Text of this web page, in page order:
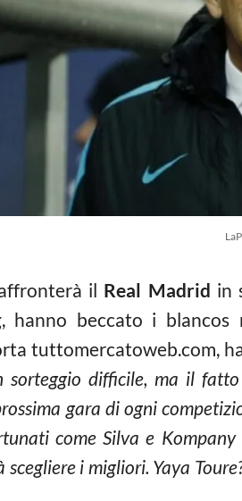
il Real Madrid in
beccato i blancos
tuttomercatoweb.com,
sorteggio difficile, ma il
gara di ogni
come Silva e
i migliori. Yaya